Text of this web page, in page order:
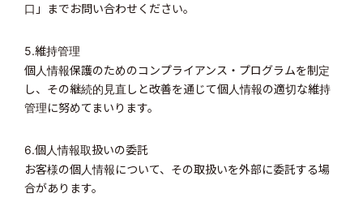
口」までお問い合わせください。
5.維持管理
個人情報保護のためのコンプライアンス・プログラムを制定
し、その継続的見直しと改善を通じて個人情報の適切な維持
管理に努めてまいります。
6.個人情報取扱いの委託
お客様の個人情報について、その取扱いを外部に委託する場
合があります。